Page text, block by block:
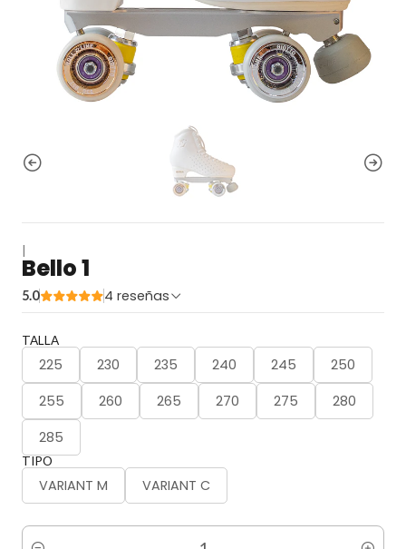
Bello 1
5.0 4 reseñas
TALLA
225 230 235 240 245
250
255
260 265 270 275
280
285
TIPO
VARIANT M VARIANT C